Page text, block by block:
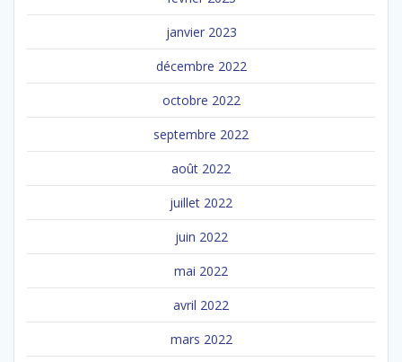
janvier 2023
décembre 2022
octobre 2022
septembre 2022
août 2022
juillet 2022
juin 2022
mai 2022
avril 2022
mars 2022